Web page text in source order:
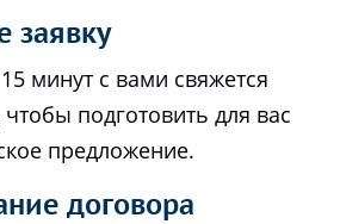
заявку
минут с вами свяжется
подготовить для вас
предложение.
договора